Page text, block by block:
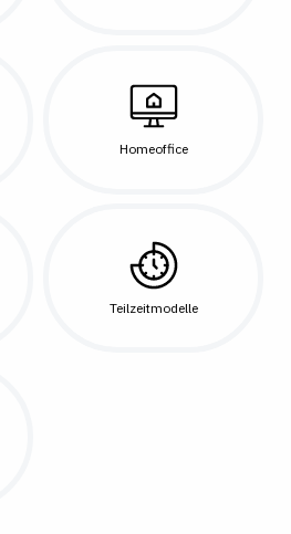
Homeoffice
Teilzeitmodelle